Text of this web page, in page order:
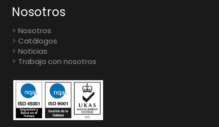
Nosotros
Nosotros
Catálogos
Noticias
Trabaja con nosotros